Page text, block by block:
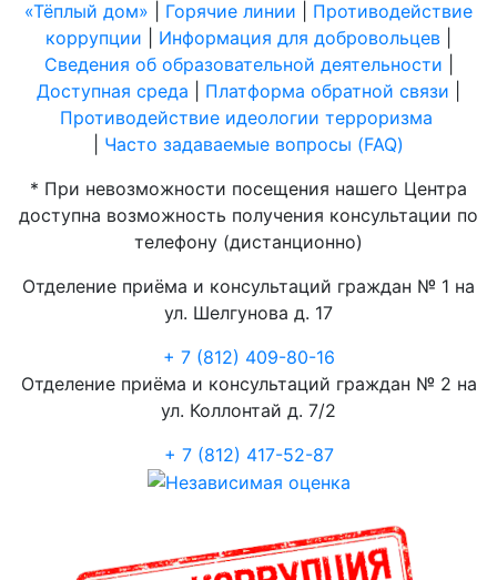
«Тёплый дом» Горячие линии
Противодействие
коррупции
Информация для добровольцев
Сведения об образовательной деятельности
Доступная среда
Платформа обратной связи
Противодействие идеологии терроризма
Часто задаваемые вопросы (FAQ)
* При невозможности посещения нашего Центра
доступна возможность получения консультации по
телефону (дистанционно)
Отделение приёма и консультаций граждан № 1 на
ул. Шелгунова д. 17
+ 7 (812) 409-80-16
Отделение приёма и консультаций граждан № 2 на
ул. Коллонтай д. 7/2
+ 7 (812) 417-52-87